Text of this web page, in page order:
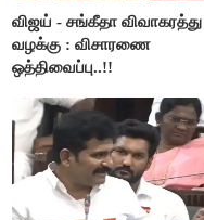
விஜய் - சங்கீதா விவாகரத்து
வழக்கு : விசாரணை
ஒத்திவைப்பு..!!